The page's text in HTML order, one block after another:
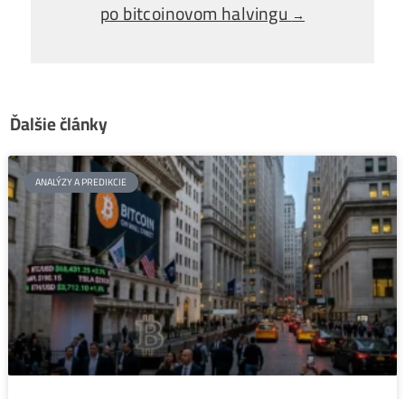
←Bitfarms masívne modernizuje
ťažbu Bitcoinu
Analytici predpovedajú, čo nastane
po bitcoinovom halvingu→
Ďalšie články